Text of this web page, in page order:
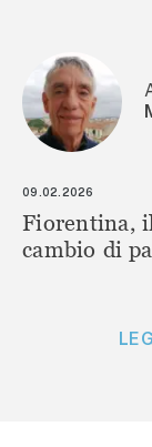
09.02.2026
Fiorentina,
cambio di